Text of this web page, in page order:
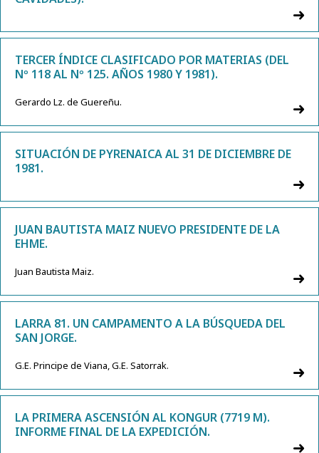
TERCER ÍNDICE CLASIFICADO POR MATERIAS (DEL
Nº 118 AL Nº 125. AÑOS 1980 Y 1981).
Gerardo Lz. de Guereñu.
SITUACIÓN DE PYRENAICA AL 31 DE DICIEMBRE DE
1981.
JUAN BAUTISTA MAIZ NUEVO PRESIDENTE DE LA
EHME.
Juan Bautista Maiz.
LARRA 81. UN CAMPAMENTO A LA BÚSQUEDA DEL
SAN JORGE.
G.E. Principe de Viana, G.E. Satorrak.
LA PRIMERA ASCENSIÓN AL KONGUR (7719 M).
INFORME FINAL DE LA EXPEDICIÓN.